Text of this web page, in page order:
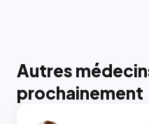
Autres
prochainement